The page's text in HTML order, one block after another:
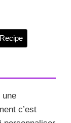
une
c’est